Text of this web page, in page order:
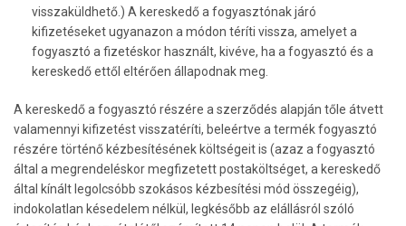
visszaküldhető.) A kereskedő a fogyasztónak járó
kifizetéseket ugyanazon a módon téríti vissza, amelyet a
fogyasztó a fizetéskor használt, kivéve, ha a fogyasztó és a
kereskedő ettől eltérően állapodnak meg.
A kereskedő a fogyasztó részére a szerződés alapján tőle átvett
valamennyi kifizetést visszatéríti, beleértve a termék fogyasztó
részére történő kézbesítésének költségeit is (azaz a fogyasztó
által a megrendeléskor megfizetett postaköltséget, a kereskedő
által kínált legolcsóbb szokásos kézbesítési mód összegéig),
indokolatlan késedelem nélkül, legkésőbb az elállásról szóló